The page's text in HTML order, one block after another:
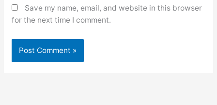
Save my name, email, and website in this browser
for the next time I comment.